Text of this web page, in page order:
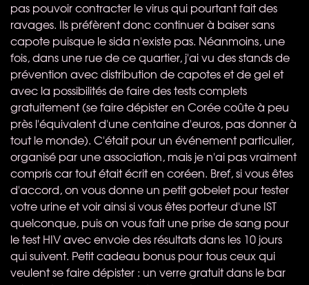
pas pouvoir contracter le virus qui pourtant fait des
ravages. Ils préfèrent donc continuer à baiser sans
capote puisque le sida n'existe pas. Néanmoins, une
fois, dans une rue de ce quartier, j'ai vu des stands de
prévention avec distribution de capotes et de gel et
avec la possibilités de faire des tests complets
gratuitement (se faire dépister en Corée coûte à peu
près l'équivalent d'une centaine d'euros, pas donner à
tout le monde). C'était pour un événement particulier,
organisé par une association, mais je n'ai pas vraiment
compris car tout était écrit en coréen. Bref, si vous êtes
d'accord, on vous donne un petit gobelet pour tester
votre urine et voir ainsi si vous êtes porteur d'une IST
quelconque, puis on vous fait une prise de sang pour
le testHIVavec envoie des résultats dans les 10 jours
qui suivent. Petit cadeau bonus pour tous ceux qui
veulent se faire dépister : un verre gratuit dans le bar